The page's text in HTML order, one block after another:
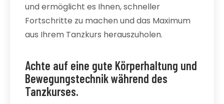
und ermöglicht es Ihnen, schneller
Fortschritte zu machen und das Maximum
aus Ihrem Tanzkurs herauszuholen.
Achte auf eine gute Körperhaltung und
Bewegungstechnik während des
Tanzkurses.